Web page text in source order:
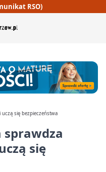
RSO)
się bezpieczeństwa
sprawdza
się